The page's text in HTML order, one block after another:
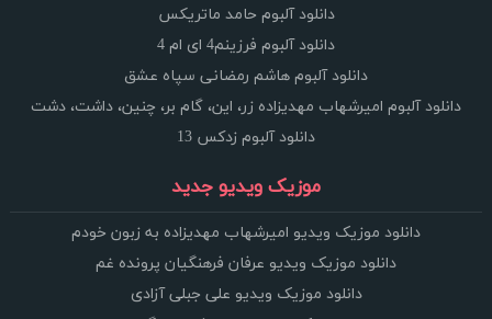
دانلود آلبوم حامد ماتریکس
دانلود آلبوم فرزینم4 ای ام 4
دانلود آلبوم هاشم رمضانی سپاه عشق
دانلود آلبوم امیرشهاب مهدیزاده زر، این، گام بر، چنین، داشت، دشت
دانلود آلبوم زدکس 13
موزیک ویدیو جدید
دانلود موزیک ویدیو امیرشهاب مهدیزاده به زبون خودم
دانلود موزیک ویدیو عرفان فرهنگیان پرونده غم
دانلود موزیک ویدیو علی جبلی آزادی